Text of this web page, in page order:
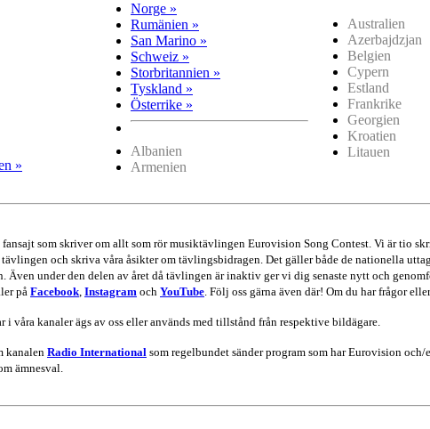
»
Norge »
Rumänien »
San Marino »
Schweiz »
Storbritannien »
Tyskland »
Österrike »
Albanien
Armenien
Australien
Azerbajdzjan
Belgien
Cypern
Estland
Frankrike
Georgien
Kroatien
Litauen
fansajt som skriver om allt som rör musiktävlingen Eurovision Song Contest. Vi är tio
och skriva våra åsikter om tävlingsbidragen. Det gäller både de nationella
under den delen av året då tävlingen är inaktiv ger vi dig senaste nytt och
på Facebook, Instagram och YouTube. Följ oss gärna även där! Om du har frågor
våra kanaler ägs av oss eller används med tillstånd från respektive bildägare.
kanalen Radio International som regelbundet sänder program som har Eurovision
ämnesval.